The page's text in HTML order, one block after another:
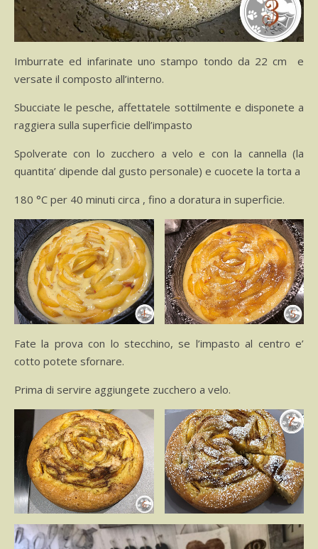
Imburrate ed infarinate uno stampo tondo da 22 cm e
versate il composto all’interno.
Sbucciate le pesche, affettatele sottilmente e disponete a
raggiera sulla superficie dell’impasto
Spolverate con lo zucchero a velo e con la cannella (la
quantita’ dipende dal gusto personale) e cuocete la torta a
180 °C per 40 minuti circa , fino a doratura in superficie.
Fate la prova con lo stecchino, se l’impasto al centro e’
cotto potete sfornare.
Prima di servire aggiungete zucchero a velo.